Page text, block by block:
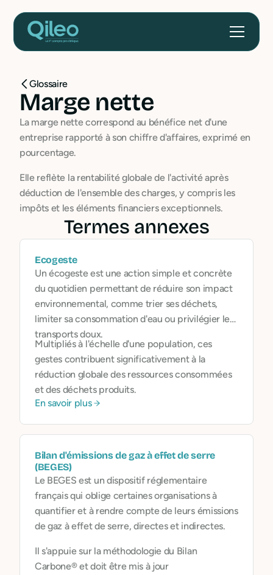
Glossaire
Marge nette
La marge nette correspond au bénéfice net d'une
entreprise rapporté à son chiffre d'affaires, exprimé en
pourcentage.
Elle reflète la rentabilité globale de l'activité après
déduction de l'ensemble des charges, y compris les
impôts et les éléments financiers exceptionnels.
Termes annexes
Ecogeste
Un écogeste est une action simple et concrète
du quotidien permettant de réduire son impact
environnemental, comme trier ses déchets,
limiter sa consommation d'eau ou privilégier les
transports doux.
Multipliés à l'échelle d'une population, ces
gestes contribuent significativement à la
réduction globale des ressources consommées
et des déchets produits.
En savoir plus
Bilan d'émissions de gaz à effet de serre
(BEGES)
Le BEGES est un dispositif réglementaire
français qui oblige certaines organisations à
quantifier et à rendre compte de leurs émissions
de gaz à effet de serre, directes et indirectes.
Il s'appuie sur la méthodologie du Bilan
Carbone® et doit être mis à jour